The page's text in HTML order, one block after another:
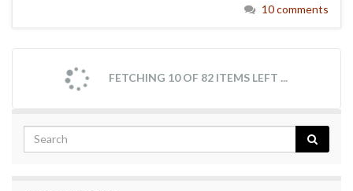
10 comments
FETCHING 10 OF 82 ITEMS LEFT ...